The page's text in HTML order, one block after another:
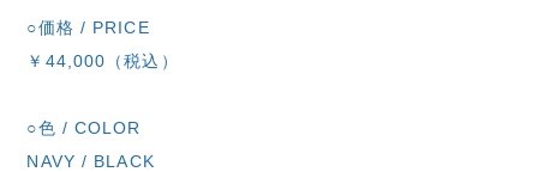
○価格 / PRICE
￥44,000（税込）
○色 / COLOR
NAVY / BLACK